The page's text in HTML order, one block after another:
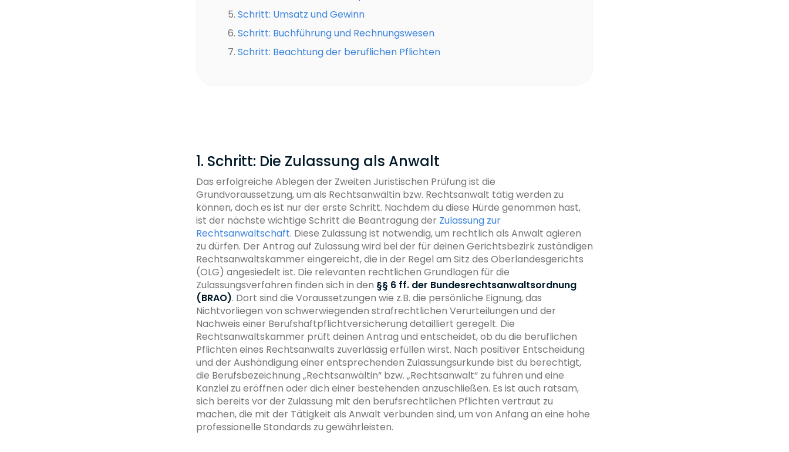
Schritt: Umsatz und Gewinn
Schritt: Buchführung und Rechnungswesen
Schritt: Beachtung der beruflichen Pflichten
1. Schritt: Die Zulassung als Anwalt
Das erfolgreiche Ablegen der Zweiten Juristischen Prüfung ist die
Grundvoraussetzung, um als Rechtsanwältin bzw. Rechtsanwalt tätig werden zu
können, doch es ist nur der erste Schritt. Nachdem du diese Hürde genommen hast,
ist der nächste wichtige Schritt die Beantragung der Zulassung zur
Rechtsanwaltschaft. Diese Zulassung ist notwendig, um rechtlich als Anwalt agieren
zu dürfen. Der Antrag auf Zulassung wird bei der für deinen Gerichtsbezirk zuständigen
Rechtsanwaltskammer eingereicht, die in der Regel am Sitz des Oberlandesgerichts
(OLG) angesiedelt ist. Die relevanten rechtlichen Grundlagen für die
Zulassungsverfahren finden sich in den §§ 6 ff. der Bundesrechtsanwaltsordnung
(BRAO). Dort sind die Voraussetzungen wie z.B. die persönliche Eignung, das
Nichtvorliegen von schwerwiegenden strafrechtlichen Verurteilungen und der
Nachweis einer Berufshaftpflichtversicherung detailliert geregelt. Die
Rechtsanwaltskammer prüft deinen Antrag und entscheidet, ob du die beruflichen
Pflichten eines Rechtsanwalts zuverlässig erfüllen wirst. Nach positiver Entscheidung
und der Aushändigung einer entsprechenden Zulassungsurkunde bist du berechtigt,
die Berufsbezeichnung „Rechtsanwältin“ bzw. „Rechtsanwalt“ zu führen und eine
Kanzlei zu eröffnen oder dich einer bestehenden anzuschließen. Es ist auch ratsam,
sich bereits vor der Zulassung mit den berufsrechtlichen Pflichten vertraut zu
machen, die mit der Tätigkeit als Anwalt verbunden sind, um von Anfang an eine hohe
professionelle Standards zu gewährleisten.